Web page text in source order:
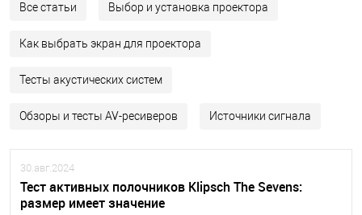
Все статьи Выбор и установка проектора
Как выбрать экран для проектора
Тесты акустических систем
Обзоры и тесты AV-ресиверов Источники сигнала
30.авг.2024
Тест активных полочников Klipsch The Sevens:
размер имеет значение